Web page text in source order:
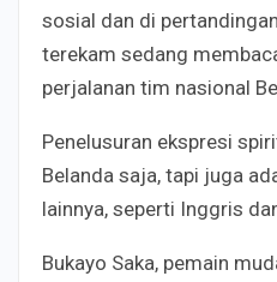
sosial dan di
terekam sedang
perjalanan tim nasional
Penelusuran ekspresi
Belanda saja, tapi juga
lainnya, seperti Inggris
Bukayo Saka, pemain